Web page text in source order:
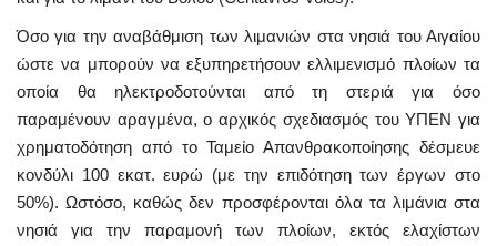
Όσο για την αναβάθμιση των λιμανιών στα νησιά του Αιγαίου
ώστε να μπορούν να εξυπηρετήσουν ελλιμενισμό πλοίων τα
οποία θα ηλεκτροδοτούνται από τη στεριά για όσο
παραμένουν αραγμένα, ο αρχικός σχεδιασμός του ΥΠΕΝ για
χρηματοδότηση από το Ταμείο Απανθρακοποίησης δέσμευε
κονδύλι 100 εκατ. ευρώ (με την επιδότηση των έργων στο
50%). Ωστόσο, καθώς δεν προσφέρονται όλα τα λιμάνια στα
νησιά για την παραμονή των πλοίων, εκτός ελαχίστων